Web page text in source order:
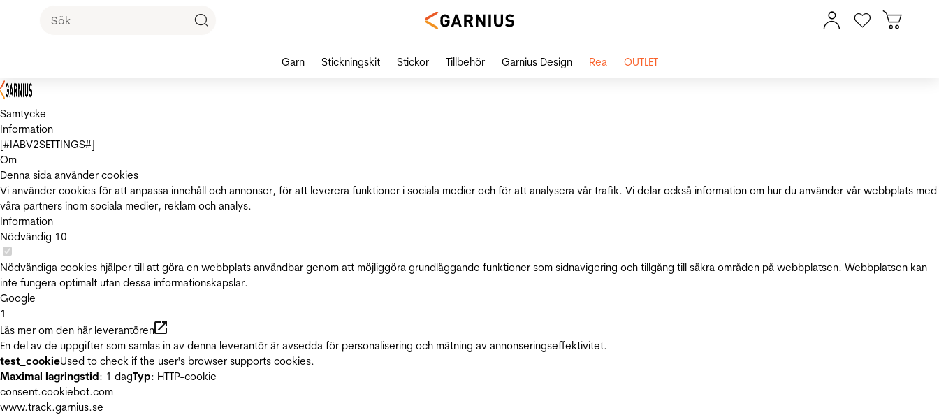
Samtycke
Information
[#IABV2SETTINGS#]
Om
Denna sida använder cookies
Vi använder cookies för att anpassa innehåll och annonser, för att leverera funktioner i sociala medier och för att analysera vår trafik. Vi delar också information om hur du använder vår webbplats med
våra partners inom sociala medier, reklam och analys.
Information
Nödvändig 10
Nödvändiga cookies hjälper till att göra en webbplats användbar genom att möjliggöra grundläggande funktioner som sidnavigering och tillgång till säkra områden på webbplatsen. Webbplatsen kan
inte fungera optimalt utan dessa informationskapslar.
Google
1
Läs mer om den här leverantören
En del av de uppgifter som samlas in av denna leverantör är avsedda för personalisering och mätning av annonseringseffektivitet.
test_cookieUsed to check if the user's browser supports cookies.
Maximal lagringstid: 1 dagTyp: HTTP-cookie
consent.cookiebot.com
www.track.garnius.se
Garn Stickningskit Stickor Tillbehör Garnius Design Rea OUTLET